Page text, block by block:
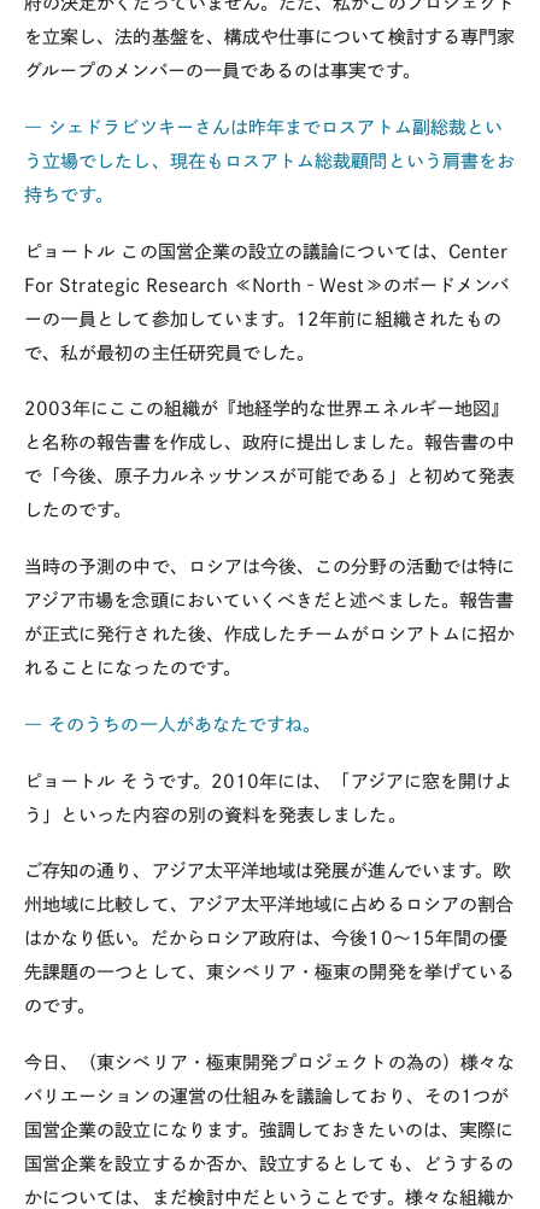
を立案し、法的基盤を、構成や仕事について検討する専門家
グループのメンバーの一員であるのは事実です。
― シェドラビツキーさんは昨年までロスアトム副総裁とい
う立場でしたし、現在もロスアトム総裁顧問という肩書をお
持ちです。
ピョートル この国営企業の設立の議論については、Center
For Strategic Research ≪North‐West≫のボードメンバ
ーの一員として参加しています。12年前に組織されたもの
で、私が最初の主任研究員でした。
2003年にここの組織が『地経学的な世界エネルギー地図』
と名称の報告書を作成し、政府に提出しました。報告書の中
で「今後、原子力ルネッサンスが可能である」と初めて発表
したのです。
当時の予測の中で、ロシアは今後、この分野の活動では特に
アジア市場を念頭においていくべきだと述べました。報告書
が正式に発行された後、作成したチームがロシアトムに招か
れることになったのです。
― そのうちの一人があなたですね。
ピョートル そうです。2010年には、「アジアに窓を開けよ
う」といった内容の別の資料を発表しました。
ご存知の通り、アジア太平洋地域は発展が進んでいます。欧
州地域に比較して、アジア太平洋地域に占めるロシアの割合
はかなり低い。だからロシア政府は、今後10～15年間の優
先課題の一つとして、東シベリア・極東の開発を挙げている
のです。
今日、（東シベリア・極東開発プロジェクトの為の）様々な
バリエーションの運営の仕組みを議論しており、その1つが
国営企業の設立になります。強調しておきたいのは、実際に
国営企業を設立するか否か、設立するとしても、どうするの
かについては、まだ検討中だということです。様々な組織か